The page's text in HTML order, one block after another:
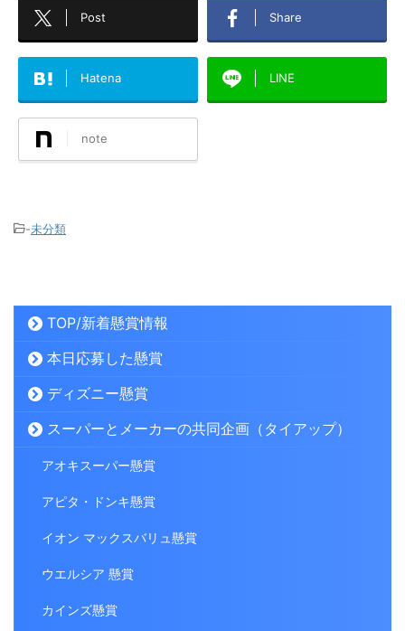
Post Share
Hatena LINE
note
-未分類
TOP/新着懸賞情報
本日応募した懸賞
ディズニー懸賞
スーパーとメーカーの共同企画（タイアップ）
アオキスーパー懸賞
アピタ・ドンキ懸賞
イオン マックスバリュ懸賞
ウエルシア 懸賞
カインズ懸賞